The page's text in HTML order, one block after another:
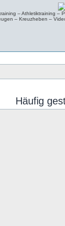
– Athletiktraining –
– Kreuzheben –
Häufig